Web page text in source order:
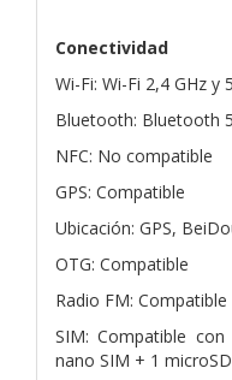
Conectividad
Wi-Fi: Wi-Fi 2,4 GHz y
Bluetooth: Bluetooth
NFC: No compatible
GPS: Compatible
Ubicación: GPS,
OTG: Compatible
Radio FM: Compatible
SIM: Compatible
nano SIM + 1